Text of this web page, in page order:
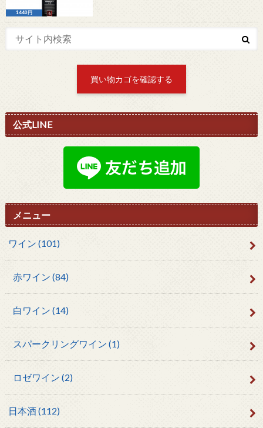
1440円
買い物カゴを確認する
公式LINE
メニュー
ワイン (101)
赤ワイン (84)
白ワイン (14)
スパークリングワイン (1)
ロゼワイン (2)
日本酒(112)